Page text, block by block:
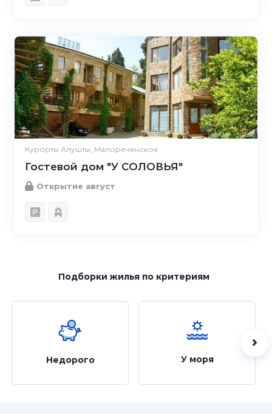
Курорты Алушты, Малореченское
Гостевой дом "У СОЛОВЬЯ"
Открытие август
Подборки жильяпо критериям
Недорого У моря